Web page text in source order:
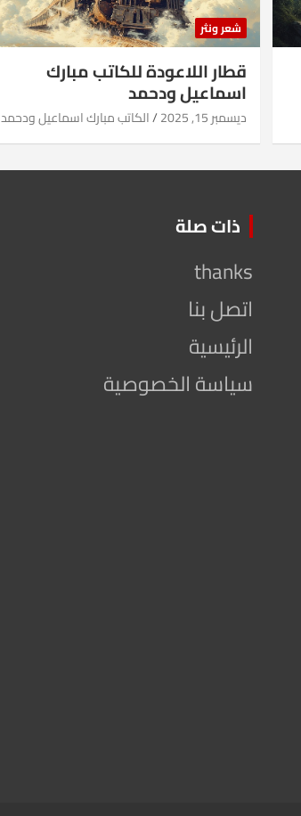
شعر ونثر
قطار اللاعودة للكاتب مبارك
اسماعيل ودحمد
ديسمبر 15, 2025 الكاتب مبارك اسماعيل ودحمد
ذات صلة
thanks
اتصل بنا
الرئيسية
سياسة الخصوصية